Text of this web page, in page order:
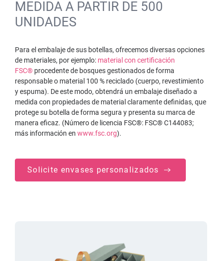
MEDIDA A PARTIR DE 500
UNIDADES
Para el embalaje de sus botellas, ofrecemos diversas opciones
de materiales, por ejemplo: material con certificación
FSC® procedente de bosques gestionados de forma
responsable o material 100 % reciclado (cuerpo, revestimiento
y espuma). De este modo, obtendrá un embalaje diseñado a
medida con propiedades de material claramente definidas, que
protege su botella de forma segura y presenta su marca de
manera eficaz. (Número de licencia FSC®: FSC® C144083;
más información en www.fsc.org).
Solicite envases personalizados